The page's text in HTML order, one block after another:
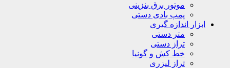
موتور برق بنزینی
پمپ بادی دستی
ابزار اندازه گیری
متر دستی
تراز دستی
خط کش و گونیا
تراز لیزری